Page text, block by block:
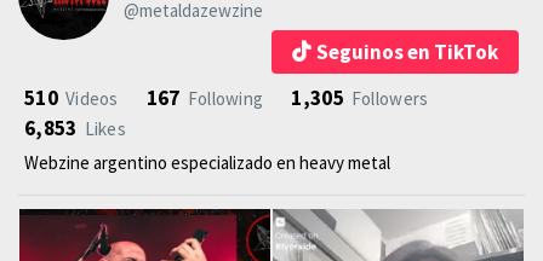
@metaldazewzine
Seguinos en TikTok
510 Videos 167 Following 1,305 Followers
6,853 Likes
Webzine argentino especializado en heavy metal